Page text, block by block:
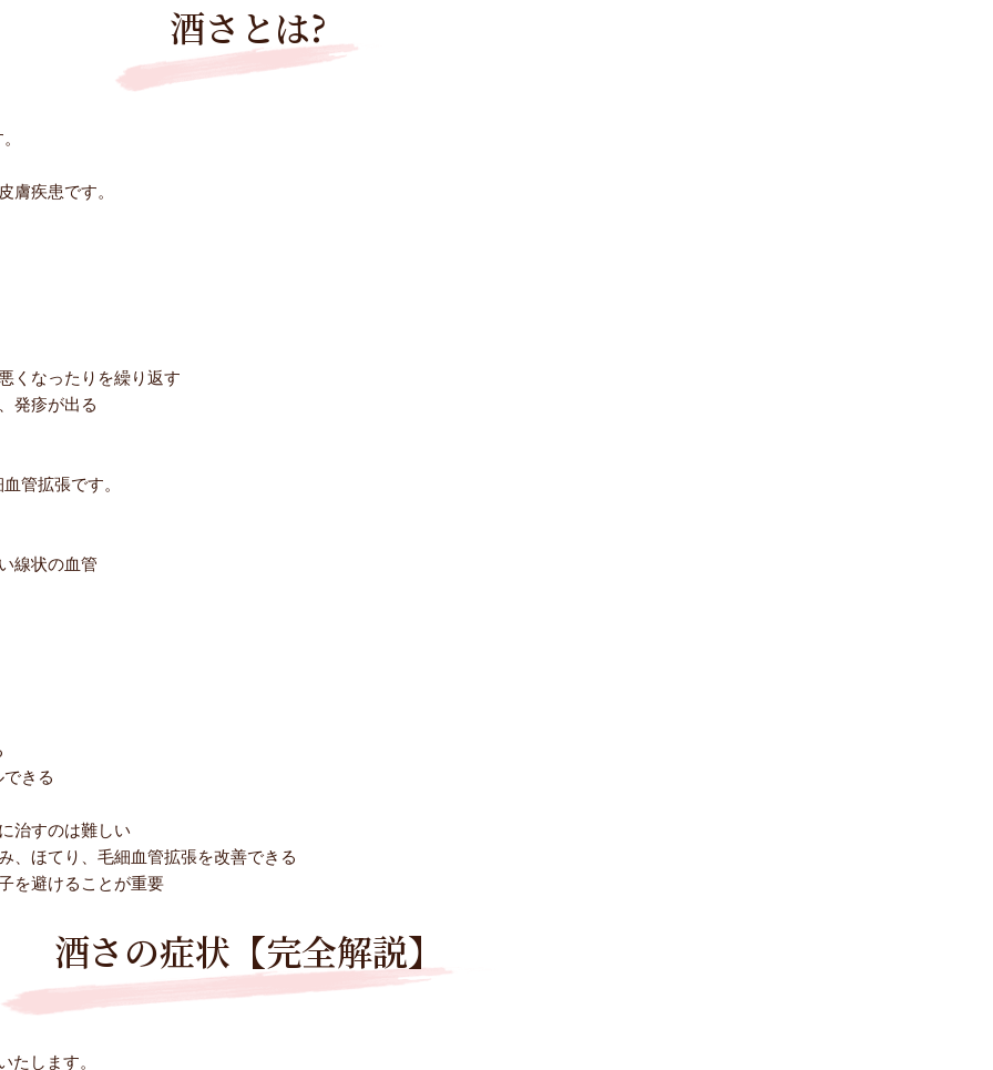
酒さとは?
膚疾患です。
くなったりを繰り返す
発疹が出る
管拡張です。
線状の血管
きる
治すのは難しい
、ほてり、毛細血管拡張を改善できる
を避けることが重要
酒さの症状【完全解説】
たします。